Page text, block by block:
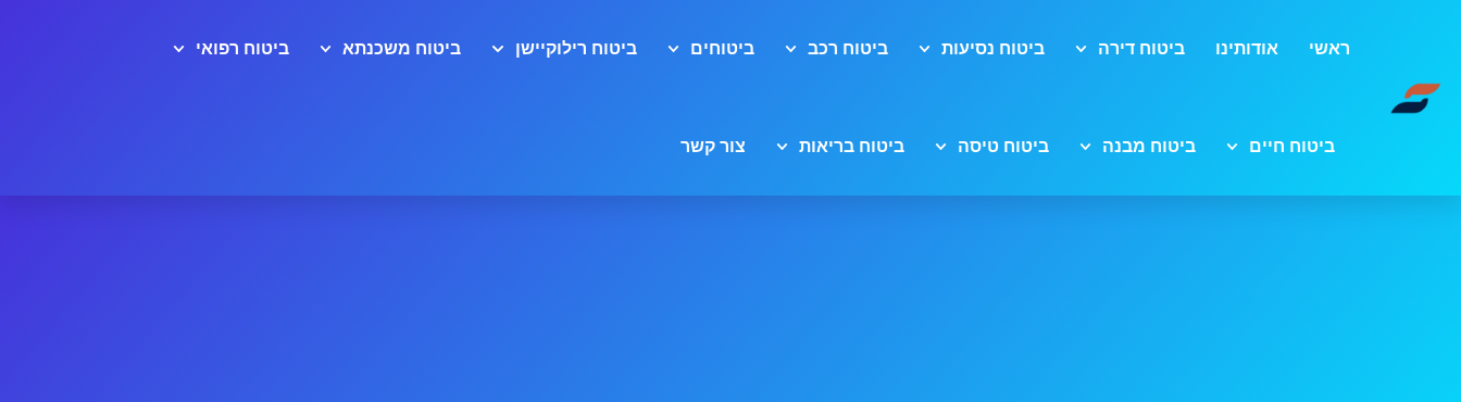
ראשי אודותינו ביטוח דירה ביטוח נסיעות ביטוח רכב ביטוחים ביטוח רילוקיישן ביטוח משכנתא ביטוח רפואי
ביטוח חיים ביטוח מבנה ביטוח טיסה ביטוח בריאות צור קשר